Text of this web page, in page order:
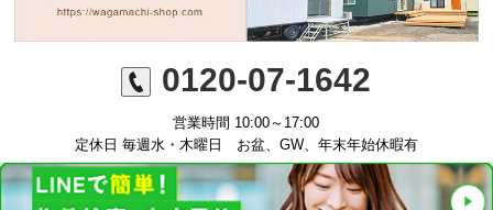
0120-07-1642
営業時間 10:00～17:00
定休日 毎週水・木曜日 お盆、GW、年末年始休暇有